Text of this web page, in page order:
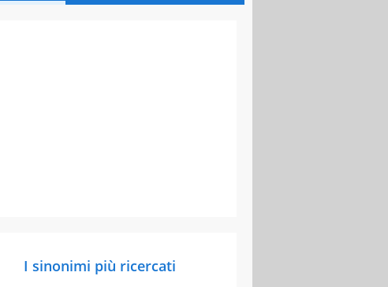
I sinonimi più ricercati